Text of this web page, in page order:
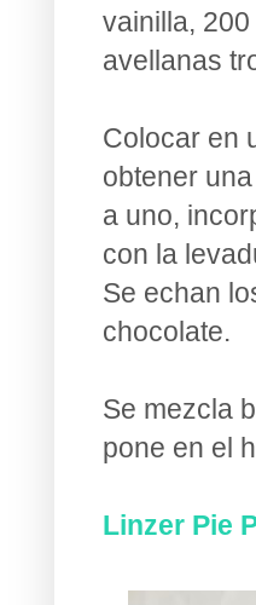
vainilla,
avellanas
Colocar en
obtener
a uno,
con la
Se echan
chocolate.
Se mezcla
pone en el
Linzer Pie